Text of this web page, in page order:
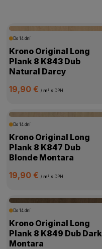
Do 14 dní
Krono Original Long
Plank 8 K843 Dub
Natural Darcy
19,90 €/ m² s DPH
Do 14 dní
Krono Original Long
Plank 8 K847 Dub
Blonde Montara
19,90 €/ m² s DPH
Do 14 dní
Krono Original Long
Plank 8 K849 Dub Dark
Montara